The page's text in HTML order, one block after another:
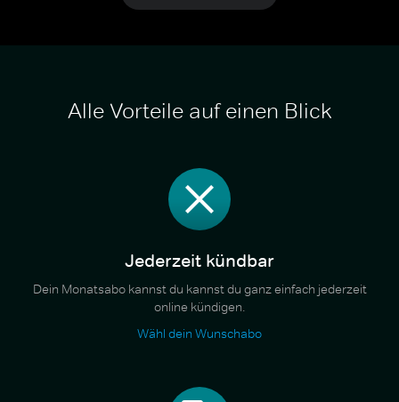
Alle Vorteile auf einen Blick
Jederzeit kündbar
Dein Monatsabo kannst du kannst du ganz einfach jederzeit
online kündigen.
Wähl dein Wunschabo